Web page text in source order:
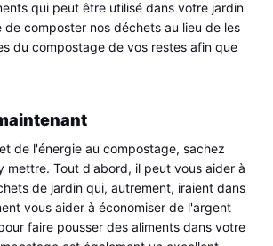
qui peut être utilisé dans votre jardin
composter nos déchets au lieu de les
du compostage de vos restes afin que
de l'énergie au compostage, sachez
mettre. Tout d'abord, il peut vous aider à
de jardin qui, autrement, iraient dans
vous aider à économiser de l'argent
faire pousser des aliments dans votre